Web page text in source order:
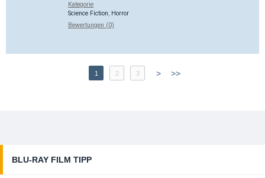
Kategorie
Science Fiction
Horror
Bewertungen (0)
1 2 3 > >>
BLU-RAY FILM TIPP